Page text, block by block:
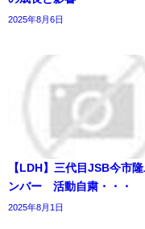
2025年8月6日
【LDH】三代目JSB今市隆
ンバー 活動自粛・・・
2025年8月1日